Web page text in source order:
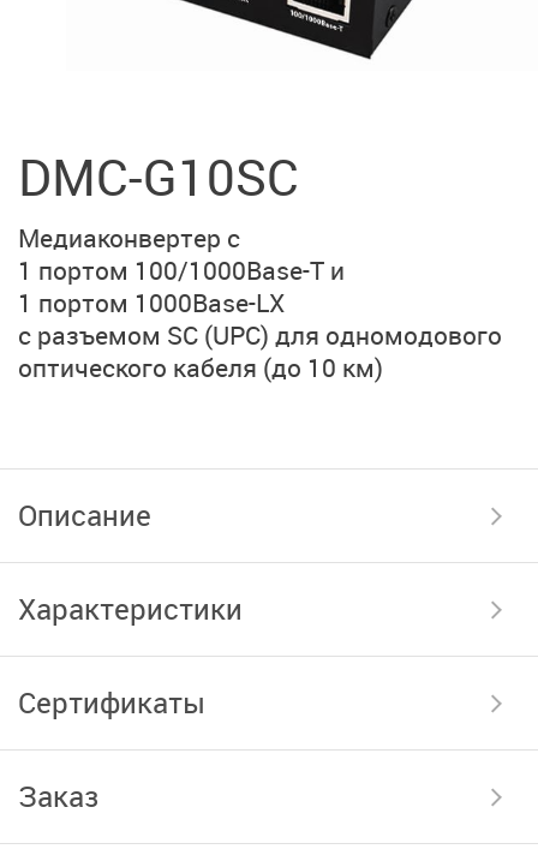
DMC-G10SC
Медиаконвертер с
1 портом 100/1000Base-T и
1 портом 1000Base-LX
с разъемом SC (UPC) для одномодового
оптического кабеля (до 10 км)
Описание
Характеристики
Сертификаты
Заказ